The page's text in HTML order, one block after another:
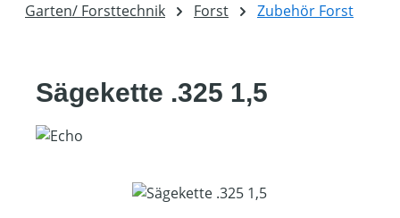
Garten/ Forsttechnik Forst Zubehör Forst
Sägekette .325 1,5
Bildergalerie überspringen